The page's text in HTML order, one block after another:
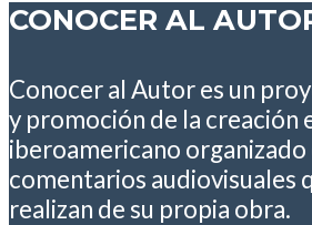
CONOCER AL
Conocer al Autor es un
y promoción de la creación
iberoamericano organizado
comentarios audiovisuales
realizan de su propia obra.